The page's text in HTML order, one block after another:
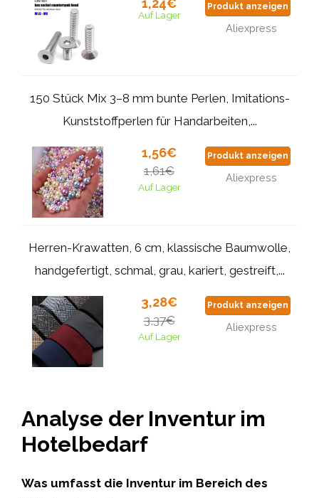
1,24€
Auf Lager
Produkt anzeigen
Aliexpress
150 Stück Mix 3–8 mm bunte Perlen, Imitations-
Kunststoffperlen für Handarbeiten,...
1,56€
1,61€
Auf Lager
Produkt anzeigen
Aliexpress
Herren-Krawatten, 6 cm, klassische Baumwolle,
handgefertigt, schmal, grau, kariert, gestreift,...
3,28€
3,37€
Auf Lager
Produkt anzeigen
Aliexpress
Analyse der Inventur im
Hotelbedarf
Was umfasst die Inventur im Bereich des